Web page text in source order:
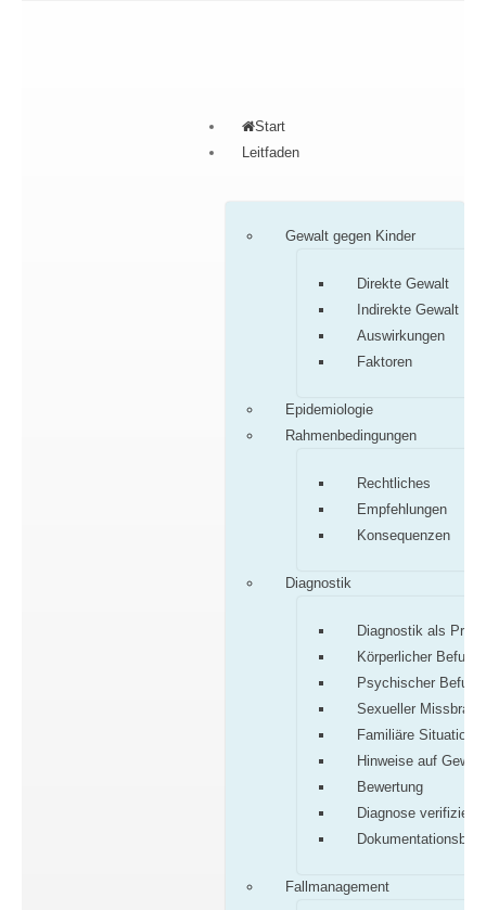
Start
Leitfaden
Gewalt gegen Kinder
Direkte Gewalt
Indirekte Gewalt
Auswirkungen
Faktoren
Epidemiologie
Rahmenbedingungen
Rechtliches
Empfehlungen
Konsequenzen
Diagnostik
Diagnostik als
Körperlicher Befund
Psychischer Befund
Sexueller
Familiäre Situation
Hinweise auf Gewalt
Bewertung
Diagnose
Fallmanagement